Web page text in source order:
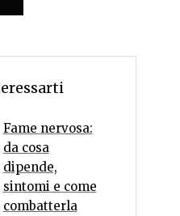
Fame nervosa:
da cosa
dipende,
sintomi e come
combatterla